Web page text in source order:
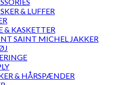
& LUFFER
& KASKETTER
SAINT MICHEL JAKKER
& HÅRSPÆNDER